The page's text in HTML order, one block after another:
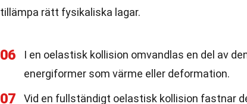
tillämpa rätt fysikaliska lagar.
06
I en oelastisk kollision omvandlas en del av
energiformer som värme eller deformation.
07
Vid en fullständigt oelastisk kollision fastnar